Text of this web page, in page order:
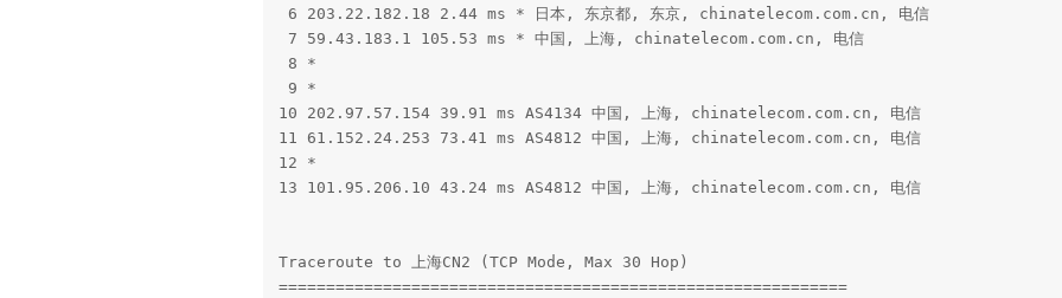
6 203.22.182.18 2.44 ms * 日本, 东京都, 东京, chinatelecom.com.cn, 电信
7 59.43.183.1 105.53 ms * 中国, 上海, chinatelecom.com.cn, 电信
8 *
9 *
10 202.97.57.154 39.91 ms AS4134 中国, 上海, chinatelecom.com.cn, 电信
11 61.152.24.253 73.41 ms AS4812 中国, 上海, chinatelecom.com.cn, 电信
12 *
13 101.95.206.10 43.24 ms AS4812 中国, 上海, chinatelecom.com.cn, 电信
Traceroute to 上海CN2 (TCP Mode, Max 30 Hop)
============================================================